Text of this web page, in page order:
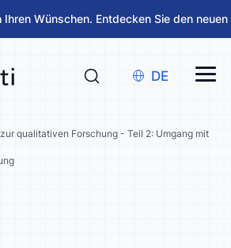
Ihren Wünschen. Entdecken Sie den
DE
qualitativen Forschung - Teil 2: Umgang mit